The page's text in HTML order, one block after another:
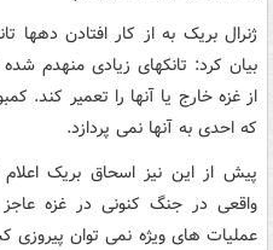
ژنرال بریک به از کار افتادن دهها
بیان کرد: تانکهای زیادی منهدم
از غزه خارج یا آنها را تعمیر کند.
که احدی به آنها نمی پردازد.
پیش از این نیز اسحاق بریک
واقعی در جنگ کنونی در غزه
عملیات های ویژه نمی توان